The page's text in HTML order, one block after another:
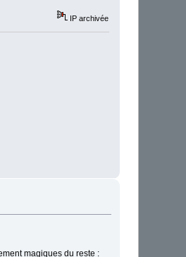
IP archivée
magiques du reste :